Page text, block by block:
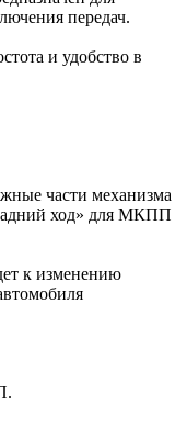
передач.
и удобство в
части механизма
ход» для МКПП
к изменению